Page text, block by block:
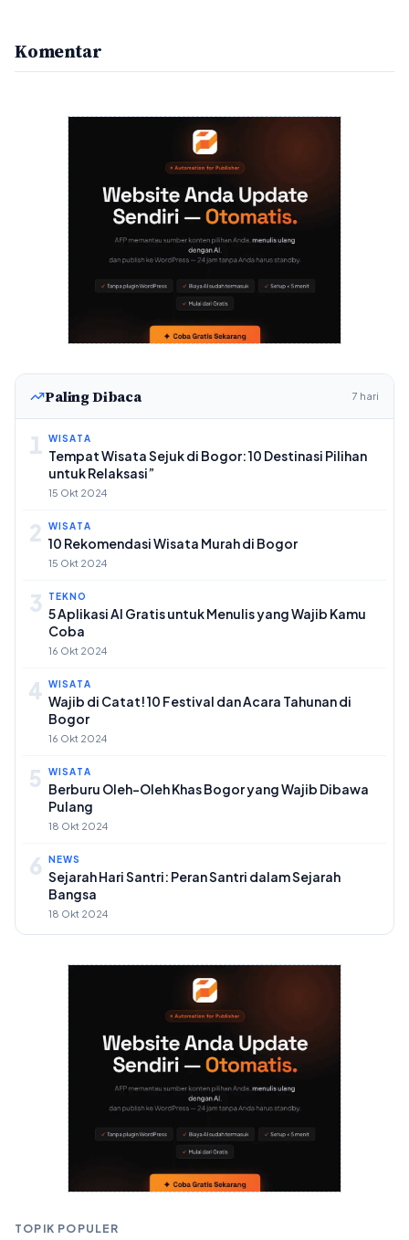
Komentar
Paling Dibaca 7 hari
1 WISATA
Tempat Wisata Sejuk di Bogor: 10 Destinasi Pilihan
untuk Relaksasi”
15 Okt 2024
2 WISATA
10 Rekomendasi Wisata Murah di Bogor
15 Okt 2024
3 TEKNO
5 Aplikasi AI Gratis untuk Menulis yang Wajib Kamu
Coba
16 Okt 2024
4 WISATA
Wajib di Catat! 10 Festival dan Acara Tahunan di
Bogor
16 Okt 2024
5 WISATA
Berburu Oleh-Oleh Khas Bogor yang Wajib Dibawa
Pulang
18 Okt 2024
6 NEWS
Sejarah Hari Santri: Peran Santri dalam Sejarah
Bangsa
18 Okt 2024
TOPIK POPULER